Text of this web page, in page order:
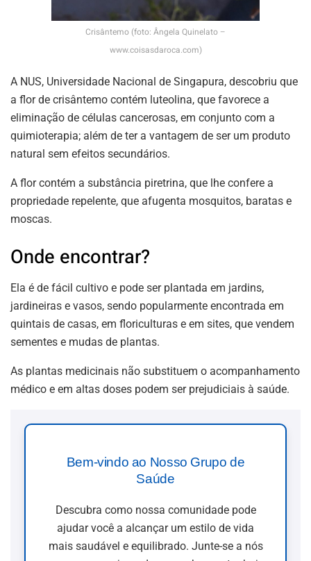
Crisântemo (foto: Ângela Quinelato –
www.coisasdaroca.com)
A NUS, Universidade Nacional de Singapura, descobriu que
a flor de crisântemo contém luteolina, que favorece a
eliminação de células cancerosas, em conjunto com a
quimioterapia; além de ter a vantagem de ser um produto
natural sem efeitos secundários.
A flor contém a substância piretrina, que lhe confere a
propriedade repelente, que afugenta mosquitos, baratas e
moscas.
Onde encontrar?
Ela é de fácil cultivo e pode ser plantada em jardins,
jardineiras e vasos, sendo popularmente encontrada em
quintais de casas, em floriculturas e em sites, que vendem
sementes e mudas de plantas.
As plantas medicinais não substituem o acompanhamento
médico e em altas doses podem ser prejudiciais à saúde.
Bem-vindo ao Nosso Grupo de
Saúde
Descubra como nossa comunidade pode
ajudar você a alcançar um estilo de vida
mais saudável e equilibrado. Junte-se a nós